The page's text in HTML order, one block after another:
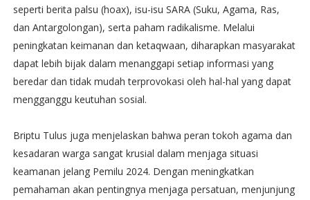
seperti berita palsu (hoax), isu-isu SARA (Suku, Agama, Ras,
dan Antargolongan), serta paham radikalisme. Melalui
peningkatan keimanan dan ketaqwaan, diharapkan masyarakat
dapat lebih bijak dalam menanggapi setiap informasi yang
beredar dan tidak mudah terprovokasi oleh hal-hal yang dapat
mengganggu keutuhan sosial.
Briptu Tulus juga menjelaskan bahwa peran tokoh agama dan
kesadaran warga sangat krusial dalam menjaga situasi
keamanan jelang Pemilu 2024. Dengan meningkatkan
pemahaman akan pentingnya menjaga persatuan, menjunjung